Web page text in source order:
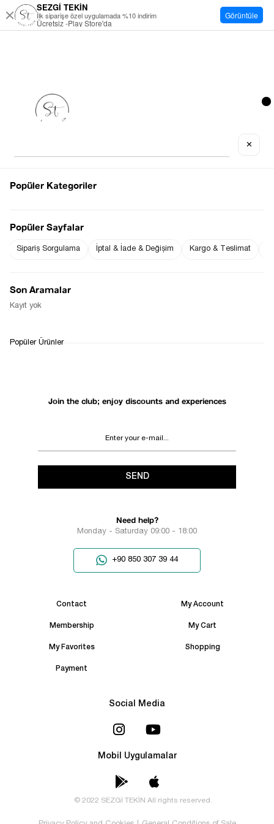
Join the club; enjoy discounts and experiences
SEND
Need help?
Monday - Saturday 09:00 - 18:00
+90 850 307 39 44
Contact My Account
Membership My Cart
My Favorites Shopping
Payment
Social Media
Mobil Uygulamalar
© 2022 SEZGİ TEKİN All rights reserved.
SEZGİ TEKİN
İlk siparişe özel uygulamada %10 indirim
Ücretsiz -Play Store'da
Görüntüle
✕
Popüler Kategoriler
Popüler Sayfalar
Sipariş Sorgulama İptal & İade & Değişim Kargo & Teslimat
Son Aramalar
Kayıt yok
Popüler Ürünler